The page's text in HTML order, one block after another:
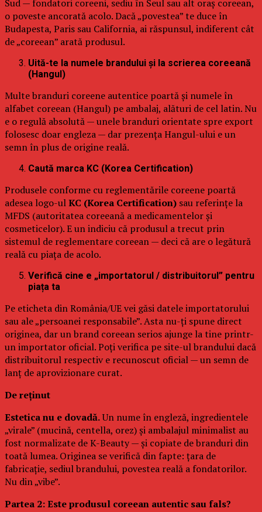
Sud — fondatori coreeni, sediu în Seul sau alt oraș coreean,
o poveste ancorată acolo. Dacă „povestea” te duce în
Budapesta, Paris sau California, ai răspunsul, indiferent cât
de „coreean” arată produsul.
Uită-te la numele brandului și la scrierea coreeană
(Hangul)
Multe branduri coreene autentice poartă și numele în
alfabet coreean (Hangul) pe ambalaj, alături de cel latin. Nu
e o regulă absolută — unele branduri orientate spre export
folosesc doar engleza — dar prezența Hangul-ului e un
semn în plus de origine reală.
Caută marca KC (Korea Certification)
Produsele conforme cu reglementările coreene poartă
adesea logo-ulKC (Korea Certification) sau referințe la
MFDS (autoritatea coreeană a medicamentelor și
cosmeticelor). E un indiciu că produsul a trecut prin
sistemul de reglementare coreean — deci că are o legătură
reală cu piața de acolo.
Verifică cine e „importatorul / distribuitorul” pentru
piața ta
Pe eticheta din România/UE vei găsi datele importatorului
sau ale „persoanei responsabile”. Asta nu-ți spune direct
originea, dar un brand coreean serios ajunge la tine printr-
un importator oficial. Poți verifica pe site-ul brandului dacă
distribuitorul respectiv e recunoscut oficial — un semn de
lanț de aprovizionare curat.
De reținut
Estetica nu e dovadă.Un nume în engleză, ingredientele
„virale” (mucină, centella, orez) și ambalajul minimalist au
fost normalizate de K-Beauty — și copiate de branduri din
toată lumea. Originea se verifică din fapte: țara de
fabricație, sediul brandului, povestea reală a fondatorilor.
Nu din „vibe”.
Partea 2: Este produsul coreean autentic sau fals?